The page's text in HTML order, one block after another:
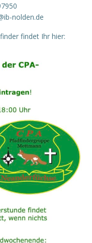
nolden.de
findet Ihr hier: